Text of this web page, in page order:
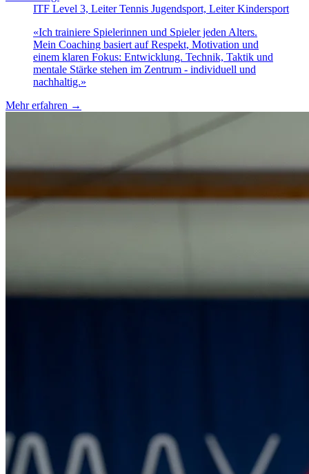
ITF Level 3, Leiter Tennis Jugendsport, Leiter Kindersport
«Ich trainiere Spielerinnen und Spieler jeden Alters.
Mein Coaching basiert auf Respekt, Motivation und
einem klaren Fokus: Entwicklung. Technik, Taktik und
mentale Stärke stehen im Zentrum - individuell und
nachhaltig.»
Mehr erfahren →